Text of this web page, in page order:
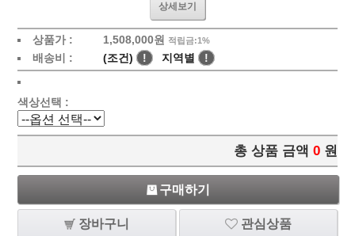
상세보기
상품가 : 1,508,000원 적립금:1%
배송비 : (조건) ! 지역별 !
색상선택 :
총 상품 금액 0 원
구매하기
장바구니 관심상품